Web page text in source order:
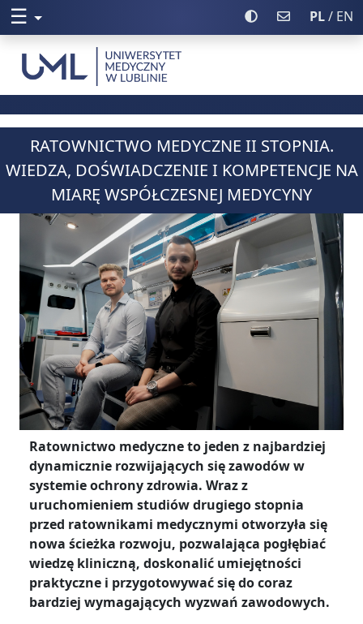
PL/ EN
Poczta UML
Włącz wysoki
☰ Rozwiń menu
Uniwersytet Medyczny w Lublinie
RATOWNICTWO MEDYCZNE II STOPNIA.
WIEDZA, DOŚWIADCZENIE I KOMPETENCJE NA
MIARĘ WSPÓŁCZESNEJ MEDYCYNY
Ratownictwo medyczne to jeden z najbardziej
dynamicznie rozwijających się zawodów w
systemie ochrony zdrowia. Wraz z
uruchomieniem studiów drugiego stopnia
przed ratownikami medycznymi otworzyła się
nowa ścieżka rozwoju, pozwalająca pogłębiać
wiedzę kliniczną, doskonalić umiejętności
praktyczne i przygotowywać się do coraz
bardziej wymagających wyzwań zawodowych.